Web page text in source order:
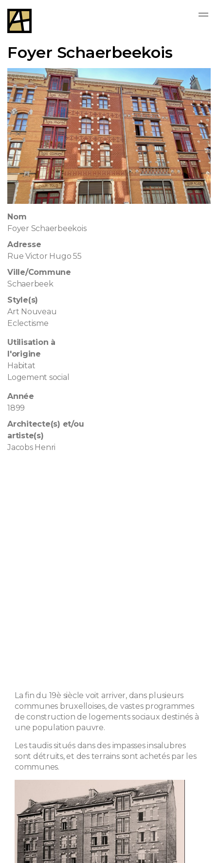
Foyer Schaerbeekois
Nom
Foyer Schaerbeekois
Adresse
Rue Victor Hugo 55
Ville/Commune
Schaerbeek
Style(s)
Art Nouveau
Eclectisme
Utilisation à
l'origine
Habitat
Logement social
Année
1899
Architecte(s) et/ou
artiste(s)
Jacobs Henri
La fin du 19è siècle voit arriver, dans plusieurs
communes bruxelloises, de vastes programmes
de construction de logements sociaux destinés à
une population pauvre.
Les taudis situés dans des impasses insalubres
sont détruits, et des terrains sont achetés par les
communes.